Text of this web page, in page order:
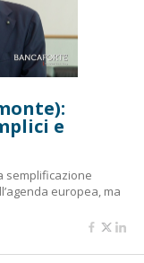
e
semplificazione
europea, ma